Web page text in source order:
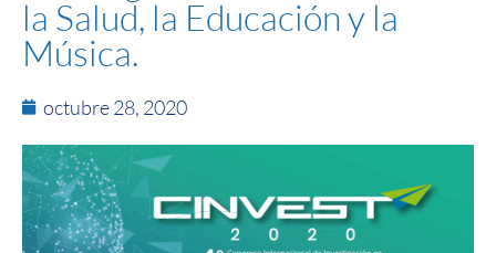
la Salud, la Educación y la
Música.
octubre 28, 2020